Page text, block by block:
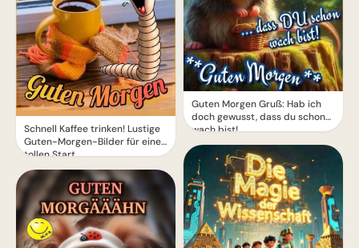
Schnell Kaffee trinken! Lustige
Guten-Morgen-Bilder für einen
tollen Start
Guten Morgen Gruß: Hab ich
doch gewusst, dass du schon
wach bist!